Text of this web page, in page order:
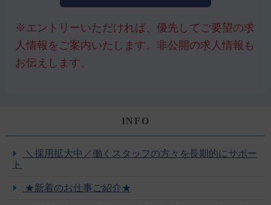
※エントリーいただければ、優先してご要望の求
人情報をご案内いたします。非公開の求人情報も
お伝えします。
INFO
＼採用拡大中／働くスタッフの方々を長期的にサポー
ト
★新着のお仕事ご紹介★